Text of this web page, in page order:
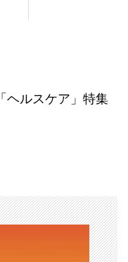
ヘルスケア」特集